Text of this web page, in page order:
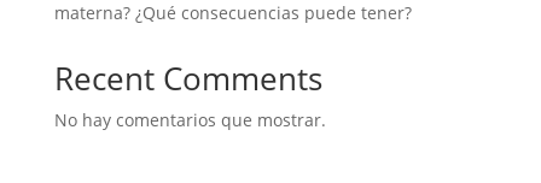
materna? ¿Qué consecuencias puede tener?
Recent Comments
No hay comentarios que mostrar.